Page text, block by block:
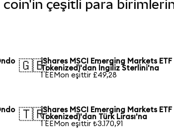
coin'in çeşitli para
🇬🇧iShares MSCI Emerging Markets
Tokenized)'dan İngiliz Sterlini'na
1 EEMon eşittir £49,28
🇹🇷iShares MSCI Emerging Markets
Tokenized)'dan Türk Lirası'na
1 EEMon eşittir ₺3.170,91